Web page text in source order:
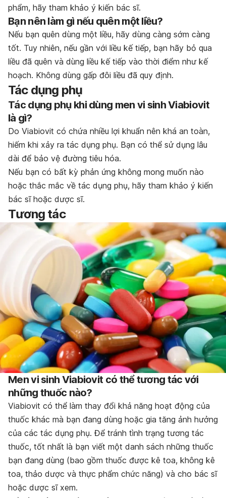
phẩm, hãy tham khảo ý kiến bác sĩ.
Bạn nên làm gì nếu quên một liều?
Nếu bạn quên dùng một liều, hãy dùng càng sớm càng
tốt. Tuy nhiên, nếu gần với liều kế tiếp, bạn hãy bỏ qua
liều đã quên và dùng liều kế tiếp vào thời điểm như kế
hoạch. Không dùng gấp đôi liều đã quy định.
Tác dụng phụ
Tác dụng phụ khi dùng men vi sinh Viabiovit
là gì?
Do Viabiovit có chứa nhiều lợi khuẩn nên khá an toàn,
hiếm khi xảy ra tác dụng phụ. Bạn có thể sử dụng lâu
dài để bảo vệ đường tiêu hóa.
Nếu bạn có bất kỳ phản ứng không mong muốn nào
hoặc thắc mắc về tác dụng phụ, hãy tham khảo ý kiến
bác sĩ hoặc dược sĩ.
Tương tác
Men vi sinh Viabiovit có thể tương tác với
những thuốc nào?
Viabiovit có thể làm thay đổi khả năng hoạt động của
thuốc khác mà bạn đang dùng hoặc gia tăng ảnh hưởng
của các tác dụng phụ. Để tránh tình trạng tương tác
thuốc, tốt nhất là bạn viết một danh sách những thuốc
bạn đang dùng (bao gồm thuốc được kê toa, không kê
toa, thảo dược và thực phẩm chức năng) và cho bác sĩ
hoặc dược sĩ xem.